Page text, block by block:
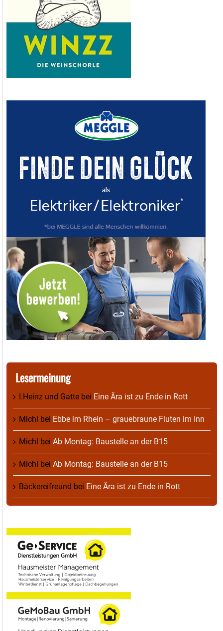
Lesermeinung
I.Heinz und Gatte bei Eine Ära ist zu Ende in Rott
Michl bei Ebbe im Rhein – grauebraune Fluten im Inn
Michl bei Ab Montag: Baustelle an der B15
Michl bei Ab Montag: Baustelle an der B15
Bäckereifreund bei Eine Ära ist zu Ende in Rott